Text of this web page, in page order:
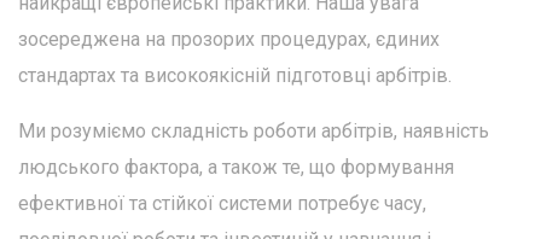
зосереджена на прозорих процедурах, єдиних
стандартах та високоякісній підготовці арбітрів.
Ми розуміємо складність роботи арбітрів, наявність
людського фактора, а також те, що формування
ефективної та стійкої системи потребує часу,